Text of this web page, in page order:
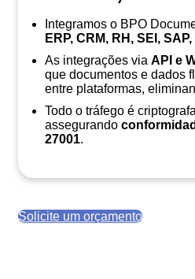
Integramos o BPO
ERP, CRM, RH, SEI,
As integrações via API e
que documentos e dados
entre plataformas,
Todo o tráfego é
assegurando
27001.
Solicite um orçamento